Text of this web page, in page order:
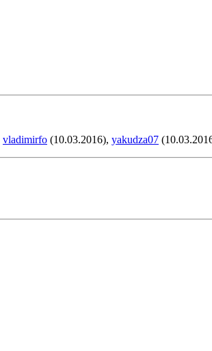
vladimirfo (10.03.2016), yakudza07